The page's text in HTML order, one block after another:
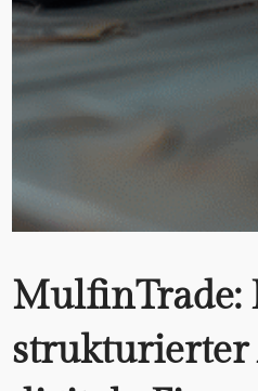
MulfinTrade:
strukturierter